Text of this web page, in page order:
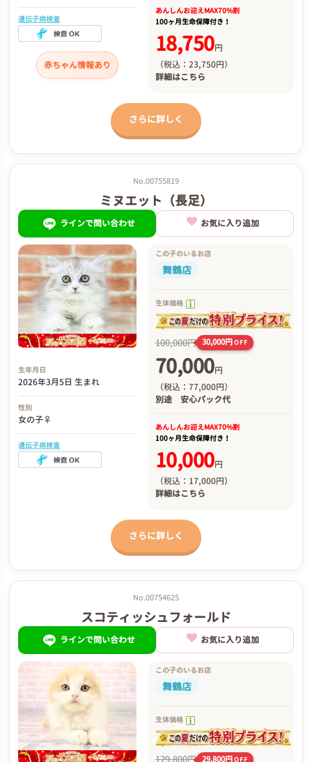
遺伝子病検査
赤ちゃん情報あり
あんしんお迎えMAX70%割
100ヶ月生命保障付き！
18,750円
（税込：23,750円）
詳細はこちら
さらに詳しく
No.00755819
ミヌエット（長足）
ラインで問い合わせ お気に入り追加
生年月日
2026年3月5日 生まれ
性別
女の子♀
遺伝子病検査
この子のいるお店
舞鶴店
生体価格
100,000円 30,000円OFF
70,000円
（税込：77,000円）
別途 安心パック代
あんしんお迎えMAX70%割
100ヶ月生命保障付き！
10,000円
（税込：17,000円）
詳細はこちら
さらに詳しく
No.00754625
スコティッシュフォールド
ラインで問い合わせ お気に入り追加
この子のいるお店
舞鶴店
生体価格
129,800円 29,800円OFF